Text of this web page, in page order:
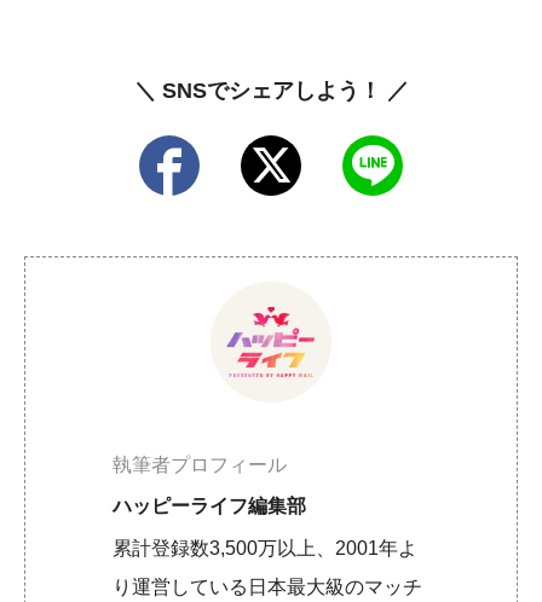
＼ SNSでシェアしよう！ ／
執筆者プロフィール
ハッピーライフ編集部
累計登録数3,500万以上、2001年よ
り運営している日本最大級のマッチ